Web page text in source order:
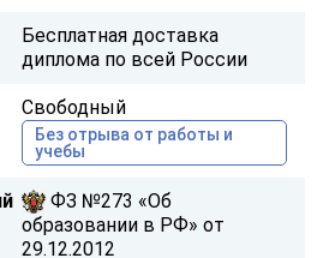
Бесплатная доставка
диплома по всей России
Свободный
Без отрыва от работы и
учебы
ФЗ №273 «Об
образовании в РФ» от
29.12.2012